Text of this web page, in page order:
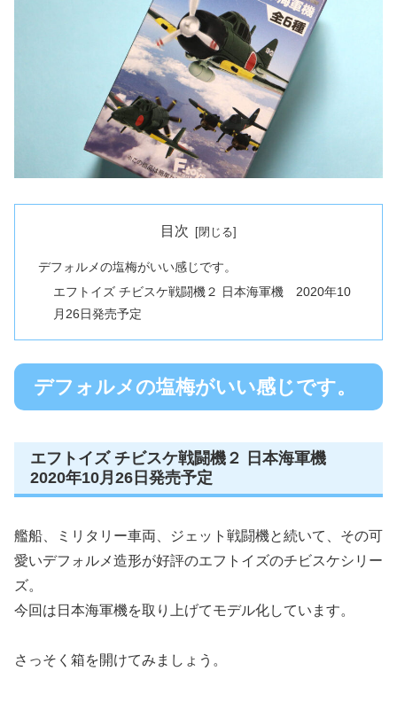
目次
デフォルメの塩梅がいい感じです。
エフトイズ チビスケ戦闘機２ 日本海軍機 2020年10
月26日発売予定
デフォルメの塩梅がいい感じです。
エフトイズ チビスケ戦闘機２ 日本海軍機
2020年10月26日発売予定
艦船、ミリタリー車両、ジェット戦闘機と続いて、その可
愛いデフォルメ造形が好評のエフトイズのチビスケシリー
ズ。
今回は日本海軍機を取り上げてモデル化しています。
さっそく箱を開けてみましょう。